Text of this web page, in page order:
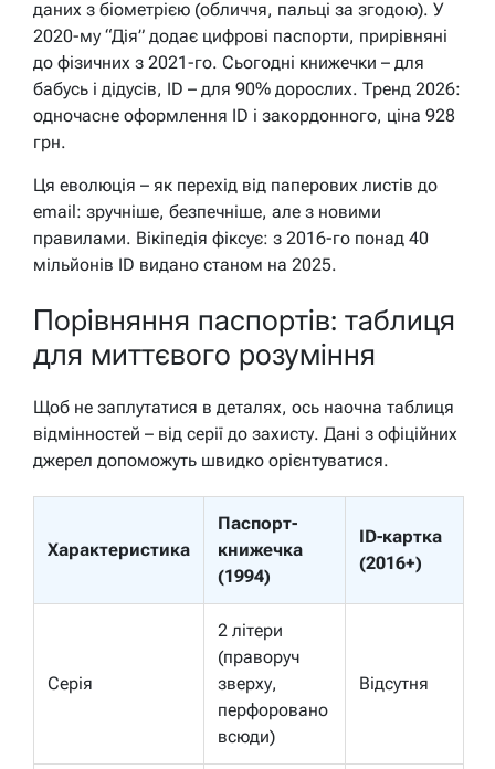
даних з біометрією (обличчя, пальці за згодою). У
2020-му “Дія” додає цифрові паспорти, прирівняні
до фізичних з 2021-го. Сьогодні книжечки – для
бабусь і дідусів, ID – для 90% дорослих. Тренд 2026:
одночасне оформлення ID і закордонного, ціна 928
грн.
Ця еволюція – як перехід від паперових листів до
email: зручніше, безпечніше, але з новими
правилами. Вікіпедія фіксує: з 2016-го понад 40
мільйонів ID видано станом на 2025.
Порівняння паспортів: таблиця
для миттєвого розуміння
Щоб не заплутатися в деталях, ось наочна таблиця
відмінностей – від серії до захисту. Дані з офіційних
джерел допоможуть швидко орієнтуватися.
Характеристика
Паспорт-
книжечка
(1994)
ID-картка
(2016+)
Серія
2 літери
(праворуч
зверху,
перфоровано
всюди)
Відсутня